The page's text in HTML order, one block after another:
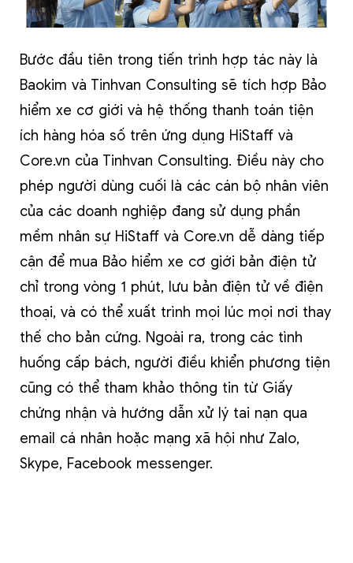
Bước đầu tiên trong tiến trình hợp tác này là
Baokim và Tinhvan Consulting sẽ tích hợp Bảo
hiểm xe cơ giới và hệ thống thanh toán tiện
ích hàng hóa số trên ứng dụng HiStaff và
Core.vn của Tinhvan Consulting. Điều này cho
phép người dùng cuối là các cán bộ nhân viên
của các doanh nghiệp đang sử dụng phần
mềm nhân sự HiStaff và Core.vn dễ dàng tiếp
cận để mua Bảo hiểm xe cơ giới bản điện tử
chỉ trong vòng 1 phút, lưu bản điện tử về điện
thoại, và có thể xuất trình mọi lúc mọi nơi thay
thế cho bản cứng. Ngoài ra, trong các tình
huống cấp bách, người điều khiển phương tiện
cũng có thể tham khảo thông tin từ Giấy
chứng nhận và hướng dẫn xử lý tai nạn qua
email cá nhân hoặc mạng xã hội như Zalo,
Skype, Facebook messenger.